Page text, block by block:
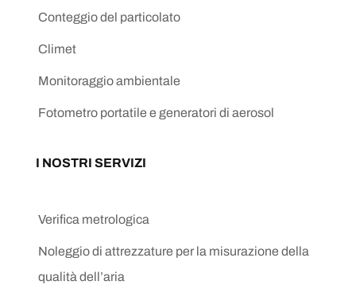
Conteggio del particolato
Climet
Monitoraggio ambientale
Fotometro portatile e generatori di aerosol
I NOSTRI SERVIZI
Verifica metrologica
Noleggio di attrezzature per la misurazione della
qualità dell’aria